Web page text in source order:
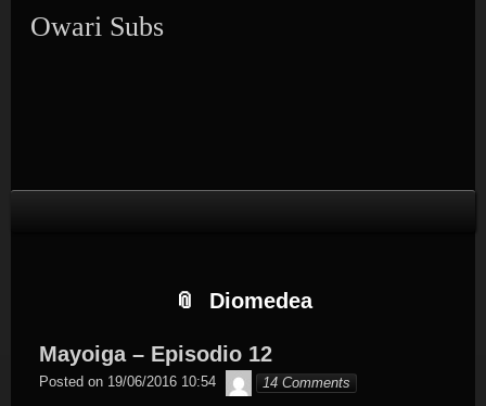
Owari Subs
Diomedea
Mayoiga – Episodio 12
Posted on 19/06/2016 10:54 Byakko
14 Comments